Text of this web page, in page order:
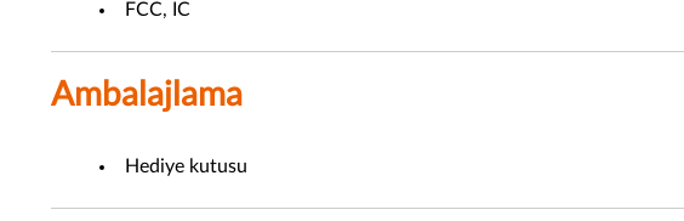
FCC, IC
Ambalajlama
Hediye kutusu